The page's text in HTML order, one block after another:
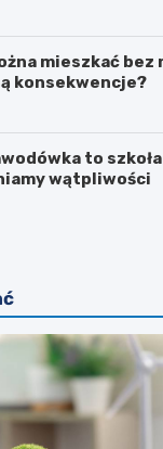
mieszkać bez
konsekwencje?
to
wątpliwości